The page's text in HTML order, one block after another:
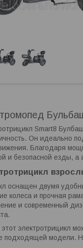
Smart8
Он идеально
Благодаря
и безопасной езды, а
оснащен двумя
колеса и прочная
и современный
этот электротрицикл
подходящей модели.